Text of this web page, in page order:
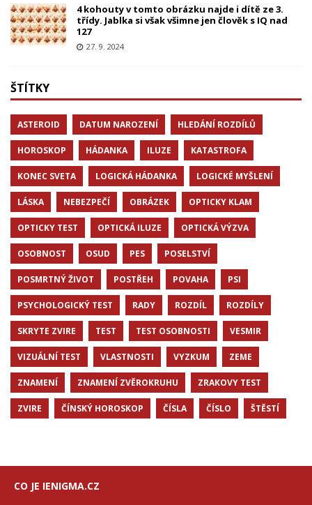
4 kohouty v tomto obrázku najde i dítě ze 3.
třídy. Jablka si však všimne jen člověk s IQ nad
127
27. 9. 2024
ŠTÍTKY
ASTEROID DATUM NAROZENÍ HLEDÁNÍ ROZDÍLŮ
HOROSKOP HÁDANKA ILUZE KATASTROFA
KONEC SVETA LOGICKÁ HÁDANKA LOGICKÉ MYŠLENÍ
LÁSKA NEBEZPEČÍ OBRÁZEK OPTICKY KLAM
OPTICKY TEST OPTICKÁ ILUZE OPTICKÁ VÝZVA
OSOBNOST OSUD PES POSELSTVÍ
POSMRTNÝ ŽIVOT POSTŘEH POVAHA PSI
PSYCHOLOGICKÝ TEST RADY ROZDÍL ROZDÍLY
SKRYTE ZVIRE TEST TEST OSOBNOSTI VESMIR
VIZUÁLNÍ TEST VLASTNOSTI VYZKUM ZEME
ZNAMENÍ ZNAMENÍ ZVĚROKRUHU ZRAKOVY TEST
ZVIRE ČÍNSKÝ HOROSKOP ČÍSLA ČÍSLO ŠTĚSTÍ
CO JE IENIGMA.CZ